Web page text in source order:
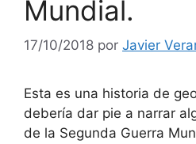
Mundial.
17/10/2018 por Javier
Esta es una historia de
debería dar pie a narrar
de la Segunda Guerra